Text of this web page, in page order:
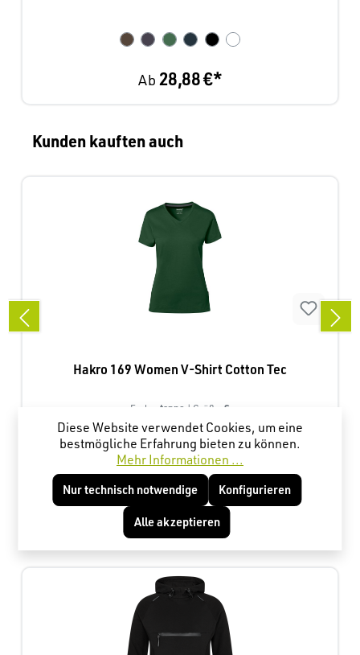
Ab 28,88 €*
Produktgalerie überspringen
Kunden kauften auch
Hakro 169 Women V-Shirt Cotton Tec
Farbe: tanne | Größe: S
14,32 €*
Produktgalerie überspringen
Kunden haben sich ebenfalls angesehen
Diese Website verwendet Cookies, um eine
bestmögliche Erfahrung bieten zu können.
Mehr Informationen ...
Nur technisch notwendige Konfigurieren
Alle akzeptieren